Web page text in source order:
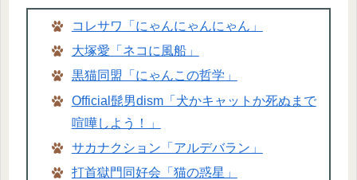
コレサワ「にゃんにゃんにゃん」
大塚愛「ネコに風船」
黒猫同盟「にゃんこの哲学」
Official髭男dism「犬かキャットか死ぬまで
喧嘩しよう！」
サカナクション「アルデバラン」
打首獄門同好会「猫の惑星」